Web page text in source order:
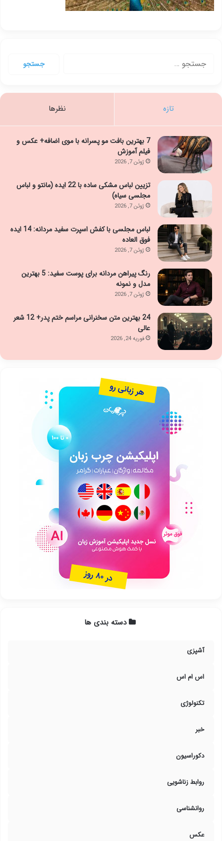
تازه نظرها
7 بهترین بافت مو پسرانه با موی اضافه+ عکس و
فیلم آموزش
ژوئن 7, 2026
تزیین لباس مشکی ساده با 22 ایده (مانتو و لباس
مجلسی سیاه)
ژوئن 7, 2026
لباس مجلسی با کفش اسپرت سفید مردانه: 14 ایده
فوق العاده
ژوئن 7, 2026
رنگ پیراهن مردانه برای پوست سفید: 5 بهترین
مدل و نمونه
ژوئن 7, 2026
24 بهترین متن سخنرانی مراسم ختم پدر+ 12 شعر
عالی
فوریه 24, 2026
دسته بندی ها
آشپزی
اس ام اس
تکنولوژی
خبر
دکوراسیون
روابط زناشویی
روانشناسی
عکس